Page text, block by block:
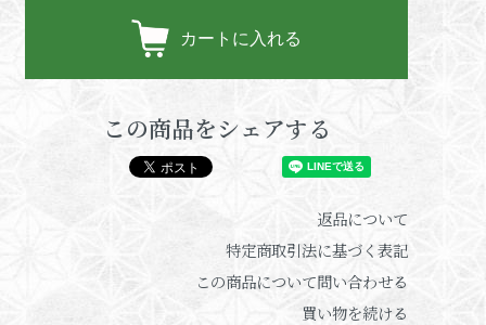
カートに入れる
この商品をシェアする
返品について
特定商取引法に基づく表記
この商品について問い合わせる
買い物を続ける